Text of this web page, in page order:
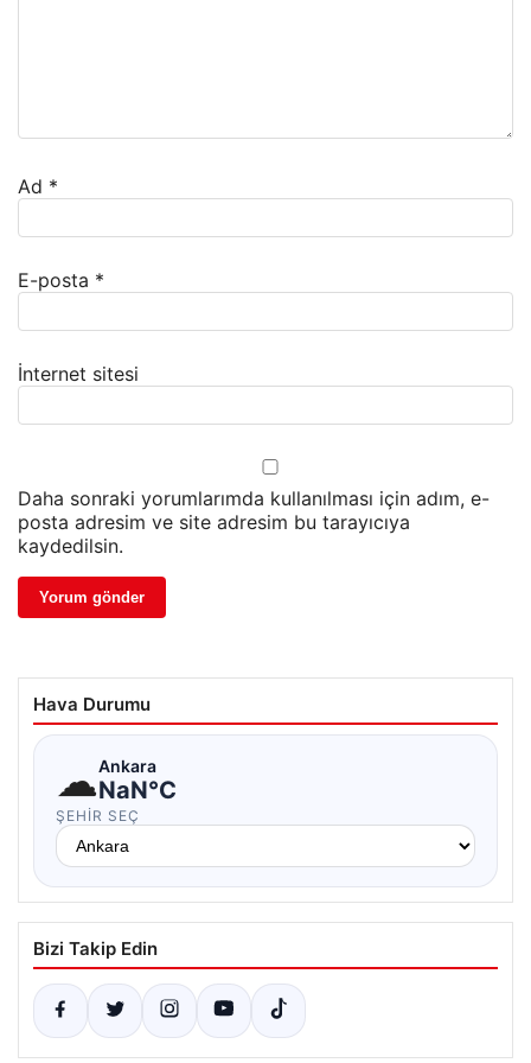
Ad *
E-posta *
İnternet sitesi
Daha sonraki yorumlarımda kullanılması için adım, e-
posta adresim ve site adresim bu tarayıcıya
kaydedilsin.
Hava Durumu
☁Ankara
NaN°C
ŞEHIR SEÇ
Bizi Takip Edin